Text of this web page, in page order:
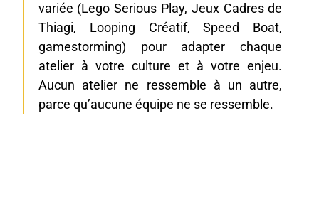
variée (Lego Serious Play, Jeux Cadres de
Thiagi, Looping Créatif, Speed Boat,
gamestorming) pour adapter chaque
atelier à votre culture et à votre enjeu.
Aucun atelier ne ressemble à un autre,
parce qu’aucune équipe ne se ressemble.